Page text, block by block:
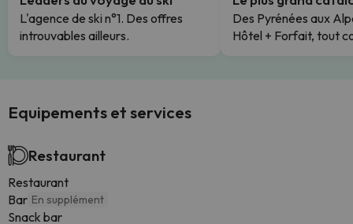
L'agence de ski n°1. Des offres
introuvables ailleurs.
Des Pyrénées aux
Hôtel + Forfait, tout
Equipements et services
Restaurant
Restaurant
Bar En supplément
Snack bar